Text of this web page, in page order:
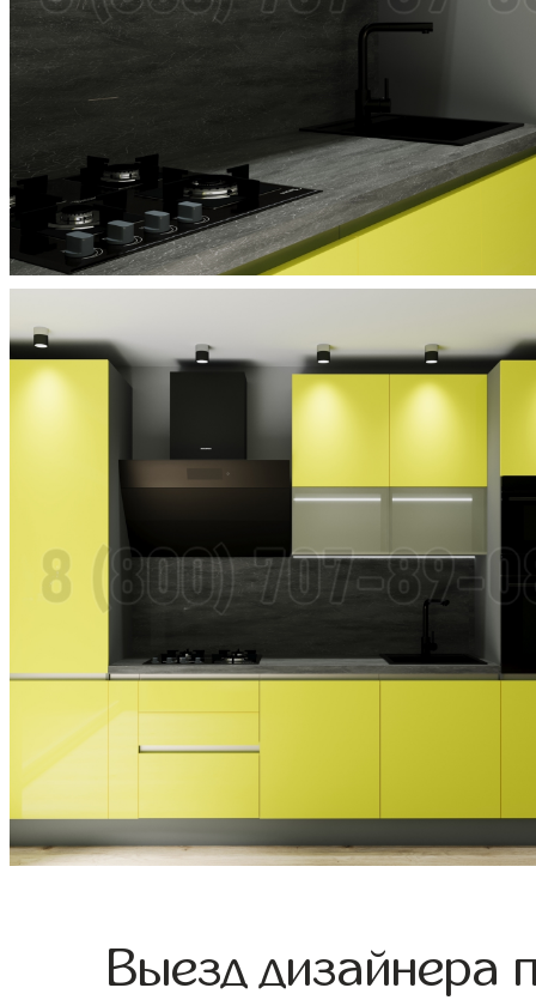
Выезд дизайнера